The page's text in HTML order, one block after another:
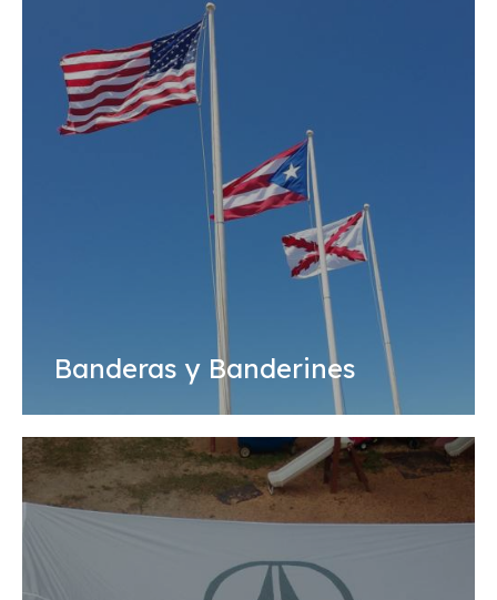
Banderas y Banderines